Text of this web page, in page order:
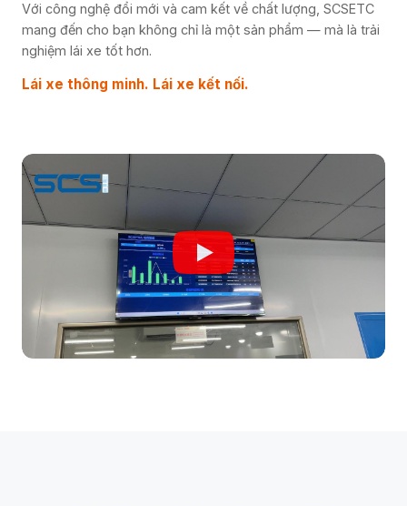
Với công nghệ đổi mới và cam kết về chất lượng, SCSETC
mang đến cho bạn không chỉ là một sản phẩm — mà là trải
nghiệm lái xe tốt hơn.
Lái xe thông minh. Lái xe kết nối.